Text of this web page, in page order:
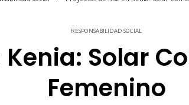
RESPONSABILIDAD SOCIAL
Kenia: Solar
Femenino